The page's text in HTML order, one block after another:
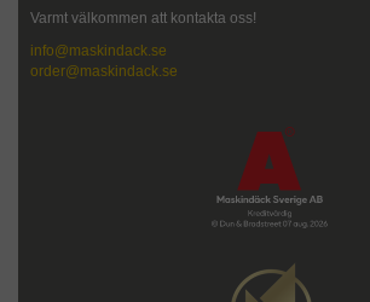
Varmt välkommen att kontakta oss!
info@maskindack.se
order@maskindack.se